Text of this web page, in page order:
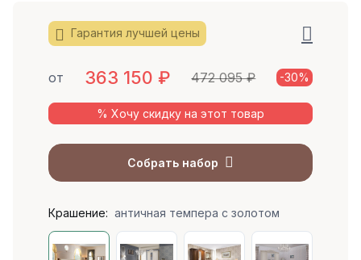
Гарантия лучшей цены
от 363 150 ₽ 472 095 ₽ -30%
% Хочу скидку на этот товар
Собрать набор
Крашение: античная темпера с золотом